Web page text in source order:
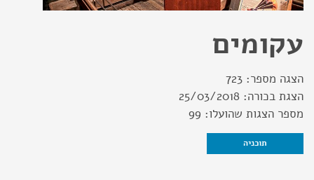
עקומים
הצגה מספר: 723
הצגת בכורה: 25/03/2018
מספר הצגות שהועלו: 99
תוכניה